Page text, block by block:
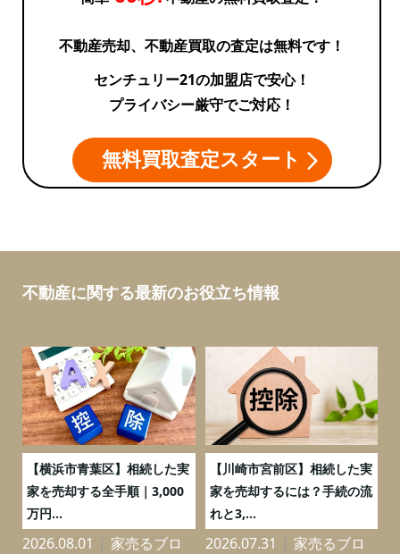
不動産売却、不動産買取の査定は無料です！
センチュリー21の加盟店で安心！
プライバシー厳守でご対応！
無料買取査定スタート
不動産に関する最新のお役立ち情報
【横浜市青葉区】相続した実
家を売却する全手順｜3,000
万円...
2026.08.01
家売るブロ
【川崎市宮前区】相続した実
家を売却するには？手続の流
れと3,...
2026.07.31
家売るブロ